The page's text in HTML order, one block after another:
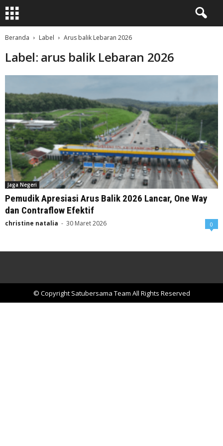
Beranda Label Arus balik Lebaran 2026
Label: arus balik Lebaran 2026
Jaga Negeri
Pemudik Apresiasi Arus Balik 2026 Lancar, One Way
dan Contraflow Efektif
christine natalia - 30 Maret 2026 0
© Copyright Satubersama Team All Rights Reserved